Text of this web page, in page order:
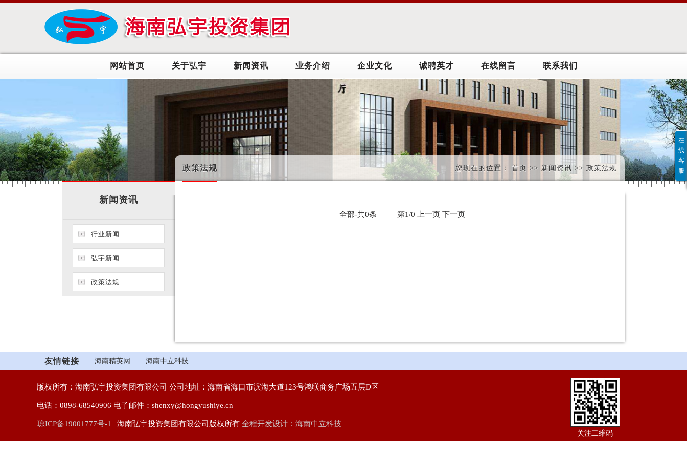
网站首页 关于弘宇 新闻资讯 业务介绍 企业文化 诚聘英才 在线留言 联系我们
政策法规 您现在的位置： 首页 >> 新闻资讯 >> 政策法规
新闻资讯
行业新闻
弘宇新闻
政策法规
全部-共0条 第1/0 上一页 下一页
友情链接 海南精英网 海南中立科技
版权所有：海南弘宇投资集团有限公司 公司地址：海南省海口市滨海大道123号鸿联商务广场五层D区
电话：0898-68540906 电子邮件：shenxy@hongyushiye.cn
琼ICP备19001777号-1 | 海南弘宇投资集团有限公司版权所有 全程开发设计：海南中立科技
关注二维码
在
线
客
服